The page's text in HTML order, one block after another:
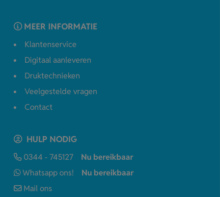
MEER INFORMATIE
Klantenservice
Digitaal aanleveren
Druktechnieken
Veelgestelde vragen
Contact
HULP NODIG
0344 - 745127
Nu bereikbaar
Whatsapp ons!
Nu bereikbaar
Mail ons